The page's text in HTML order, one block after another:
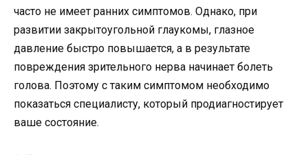
часто не имеет ранних симптомов. Однако, при
развитии закрытоугольной глаукомы, глазное
давление быстро повышается, а в результате
повреждения зрительного нерва начинает болеть
голова. Поэтому с таким симптомом необходимо
показаться специалисту, который продиагностирует
ваше состояние.